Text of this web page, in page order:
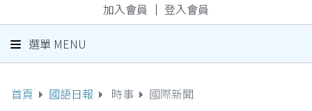
加入會員 ｜ 登入會員
選單 MENU
首頁 國語日報 時事 國際新聞